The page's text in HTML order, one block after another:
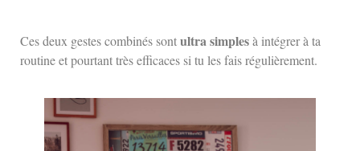
Ces deux gestes combinés sontultra simplesà intégrer à ta
routine et pourtant très efficaces si tu les fais régulièrement.